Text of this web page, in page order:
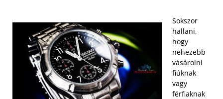
Sokszor
hallani,
hogy
nehezebb
vásárolni
fiúknak
vagy
férfiaknak